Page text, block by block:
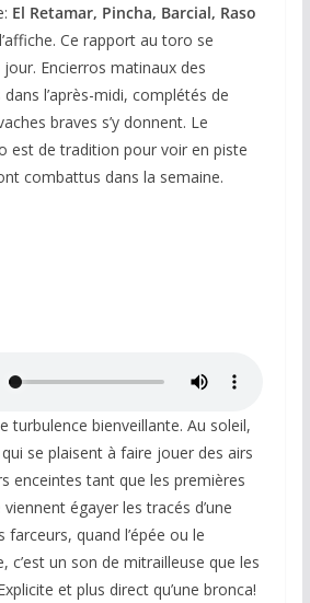
El Retamar, Pincha, Barcial, Raso
Ce rapport au toro se
Encierros matinaux des
l’après-midi, complétés de
braves s’y donnent. Le
est de tradition pour voir en piste
combattus dans la semaine.
turbulence bienveillante. Au soleil,
se plaisent à faire jouer des airs
enceintes tant que les premières
égayer les tracés d’une
farceurs, quand l’épée ou le
c’est un son de mitrailleuse que les
et plus direct qu’une bronca!